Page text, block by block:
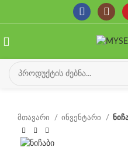
მთავარი ინვენტარი